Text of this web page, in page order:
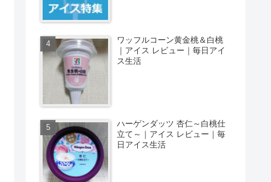
ワッフルコーン黄金桃＆白桃
｜アイス レビュー｜毎日アイ
ス生活
ハーゲンダッツ 杏仁～白桃仕
立て～｜アイス レビュー｜毎
日アイス生活